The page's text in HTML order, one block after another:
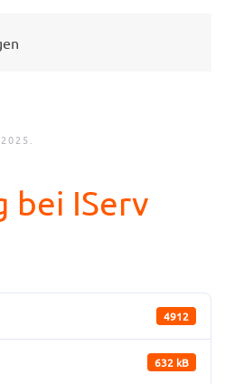
bei IServ
4912
632 kB